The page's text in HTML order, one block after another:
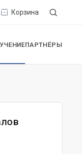
Корзина
ПАРТНЁРЫ